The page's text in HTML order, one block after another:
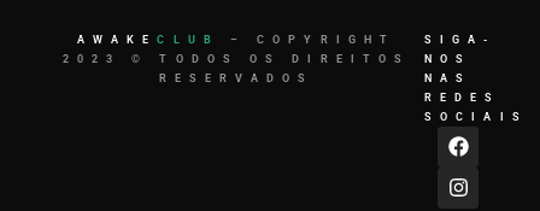
AWAKECLUB
– COPYRIGHT
2023 © TODOS OS DIREITOS
RESERVADOS
SIGA-
NOS
NAS
REDES
SOCIAIS